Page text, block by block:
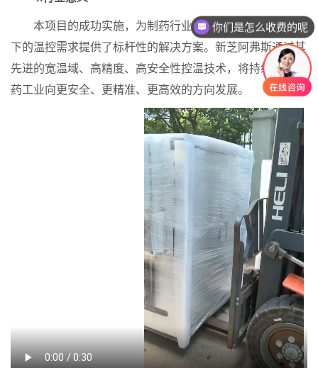
本项目的成功实施，为制药行业在极端、精密工艺条件
下的温控需求提供了标杆性的解决方案。新芝阿弗斯通过其
先进的宽温域、高精度、高安全性控温技术，将持续推动制
药工业向更安全、更精准、更高效的方向发展。
你们是怎么收费的呢